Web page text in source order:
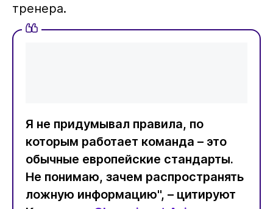
тренера.
Я не придумывал правила, по
которым работает команда – это
обычные европейские стандарты.
Не понимаю, зачем распространять
ложную информацию", – цитируют